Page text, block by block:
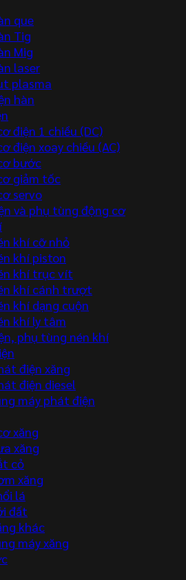
que
Tig
Mig
laser
plasma
hàn
điện 1 chiều (DC)
điện xoay chiều (AC)
bước
giảm tốc
servo
và phụ tùng động cơ
khí cỡ nhỏ
khí piston
khí trục vít
khí cánh trượt
khí dạng cuộn
khí ly tâm
phụ tùng nén khí
điện xăng
điện diesel
máy phát điện
xăng
xăng
cỏ
xăng
lá
đất
khác
máy xăng